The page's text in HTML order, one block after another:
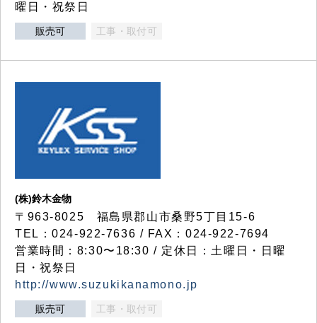
曜日・祝祭日
販売可 工事・取付可
(株)鈴木金物
〒963-8025 福島県郡山市桑野5丁目15-6
TEL：024-922-7636 / FAX：024-922-7694
営業時間：8:30〜18:30 / 定休日：土曜日・日曜
日・祝祭日
http://www.suzukikanamono.jp
販売可 工事・取付可